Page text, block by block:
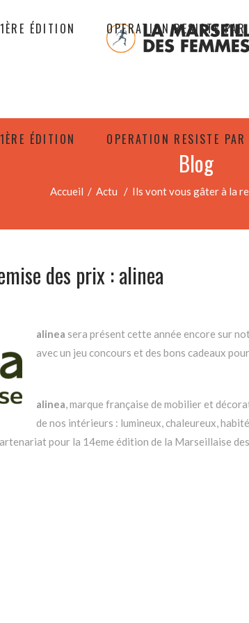
ÉDITION OPERATION RESISTE PAR
ÉDITION OPERATION RESISTE
Blog
Accueil / Actu / Ils vont vous gâter à la
des prix : alinea
alinea sera présent cette année encore sur
avec un jeu concours et des bons cadeaux
alinea, marque française de mobilier et
de nos intérieurs : lumineux, chaleureux,
pour la 14eme édition de la Marseillaise des